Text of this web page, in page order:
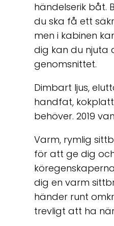
händelserik båt.
du ska få ett
men i kabinen
dig kan du njuta
genomsnittet.
Dimbart ljus,
handfat,
behöver. 2019
Varm, rymlig
för att ge dig
dig en varm
händer runt
trevligt att ha